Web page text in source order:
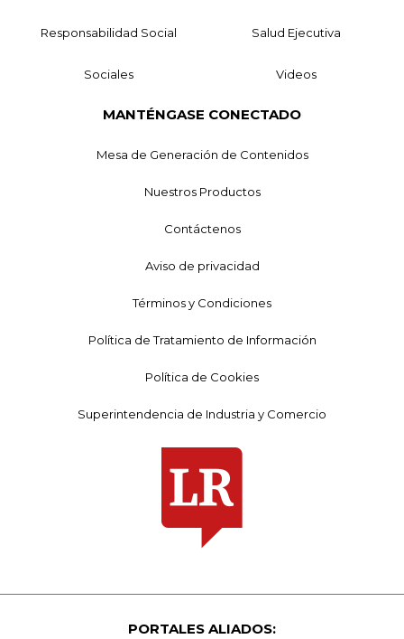
Responsabilidad Social Salud Ejecutiva
Sociales Videos
MANTÉNGASE CONECTADO
Mesa de Generación de Contenidos
Nuestros Productos
Contáctenos
Aviso de privacidad
Términos y Condiciones
Política de Tratamiento de Información
Política de Cookies
Superintendencia de Industria y Comercio
PORTALES ALIADOS: